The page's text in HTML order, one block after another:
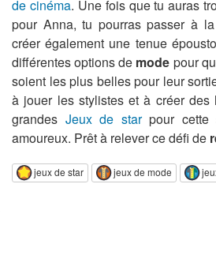
de cinéma. Une fois que tu auras
pour Anna, tu pourras passer à
créer également une tenue
différentes options de mode pour
soient les plus belles pour leur
à jouer les stylistes et à créer
grandes Jeux de starpour cette
amoureux. Prêt à relever ce défi de
jeux de star jeux de mode